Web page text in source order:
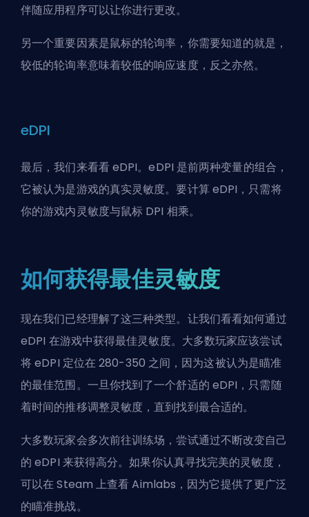
伴随应用程序可以让你进行更改。
另一个重要因素是鼠标的轮询率，你需要知道的就是，
较低的轮询率意味着较低的响应速度，反之亦然。
eDPI
最后，我们来看看 eDPI。eDPI 是前两种变量的组合，
它被认为是游戏的真实灵敏度。要计算 eDPI，只需将
你的游戏内灵敏度与鼠标 DPI 相乘。
如何获得最佳灵敏度
现在我们已经理解了这三种类型。让我们看看如何通过
eDPI 在游戏中获得最佳灵敏度。大多数玩家应该尝试
将 eDPI 定位在 280-350 之间，因为这被认为是瞄准
的最佳范围。一旦你找到了一个舒适的 eDPI，只需随
着时间的推移调整灵敏度，直到找到最合适的。
大多数玩家会多次前往训练场，尝试通过不断改变自己
的 eDPI 来获得高分。如果你认真寻找完美的灵敏度，
可以在 Steam 上查看 Aimlabs，因为它提供了更广泛
的瞄准挑战。